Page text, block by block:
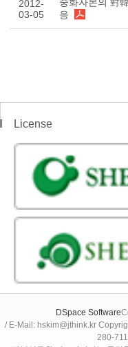
2012-
03-05
응
License
DSpace Software
/ E-Mail: hskim@jthink.kr
280-